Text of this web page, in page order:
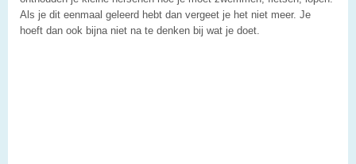
Als je dit eenmaal geleerd hebt dan vergeet je het niet meer. Je
hoeft dan ook bijna niet na te denken bij wat je doet.